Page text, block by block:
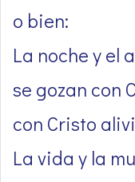
o bien:
La noche y el
se gozan con
con Cristo
La vida y la